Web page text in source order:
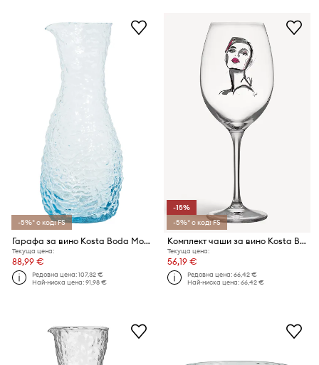
-5%* с код: FS
Гарафа за вино Kosta Boda Moss 1,42 L
Текуща цена:
88,99 €
Редовна цена:107,32 €
Най-ниска цена:91,98 €
-15%
-5%* с код: FS
Комплект чаши за вино Kosta Boda All about you 520 ml (2 броя)
Текуща цена:
56,19 €
Редовна цена:66,42 €
Най-ниска цена:66,42 €